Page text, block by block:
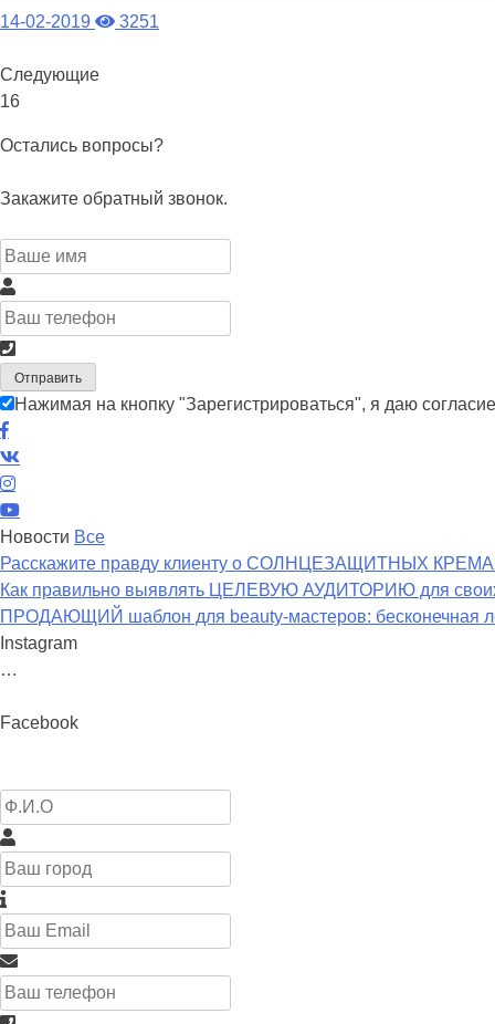
14-02-2019 3251
Следующие
16
Остались вопросы?
Закажите обратный звонок.
Отправить
Нажимая на кнопку "Зарегистрироваться", я даю
Новости Все
Расскажите правду клиенту о СОЛНЦЕЗАЩИТНЫХ
Как правильно выявлять ЦЕЛЕВУЮ АУДИТОРИЮ для
ПРОДАЮЩИЙ шаблон для beauty-мастеров: бесконечная
Instagram
…
Facebook